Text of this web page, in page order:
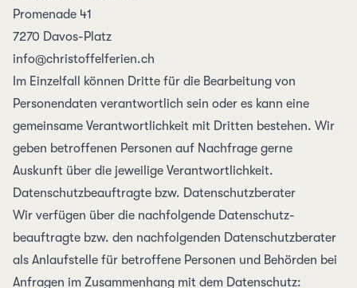
Promenade 41
7270 Davos-Platz
info@christoffelferien.ch
Im Einzel­fall können Dritte für die Bearbeitung von
Personen­daten verantwortlich sein oder es kann eine
gemeinsame Verant­wortlich­keit mit Dritten bestehen. Wir
geben betroffenen Personen auf Nach­frage gerne
Auskunft über die jeweilige Verant­wort­lich­keit.
Daten­schutz­beauftragte bzw. Daten­schutz­berater
Wir verfügen über die nachfolgende Daten­schutz­
beauftragte bzw. den nachfolgenden Daten­schutz­berater
als Anlauf­stelle für betroffene Personen und Behörden bei
Anfragen im Zusammenhang mit dem Daten­schutz: